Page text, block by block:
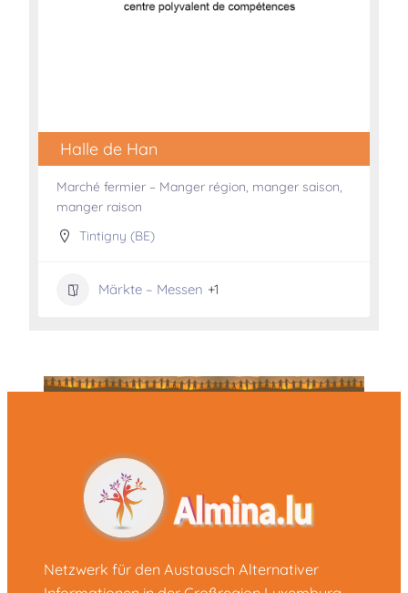
Halle de Han
Marché fermier – Manger région, manger saison,
manger raison
Tintigny (BE)
Märkte – Messen +1
Netzwerk für den Austausch Alternativer